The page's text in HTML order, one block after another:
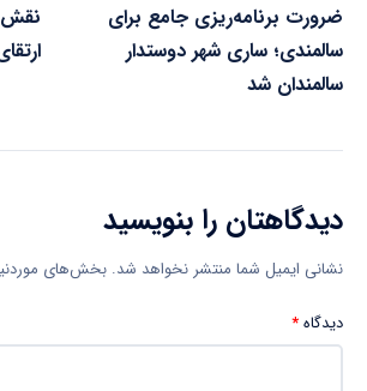
ضرورت برنامه‌ریزی جامع برای
سالمندی؛ ساری شهر دوستدار
سالمندان شد
نقش
دیدگاهتان را بنویسید
نشانی ایمیل شما منتشر نخواهد شد. بخش‌های
دیدگاه*